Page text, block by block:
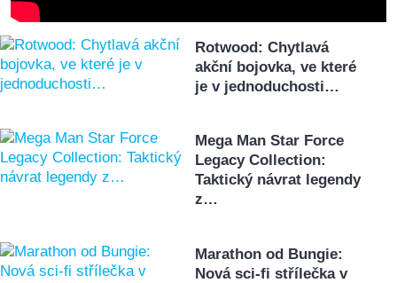
Rotwood: Chytlavá
akční bojovka, ve které
je v jednoduchosti…
Mega Man Star Force
Legacy Collection:
Taktický návrat legendy
z…
Marathon od Bungie:
Nová sci-fi střílečka v